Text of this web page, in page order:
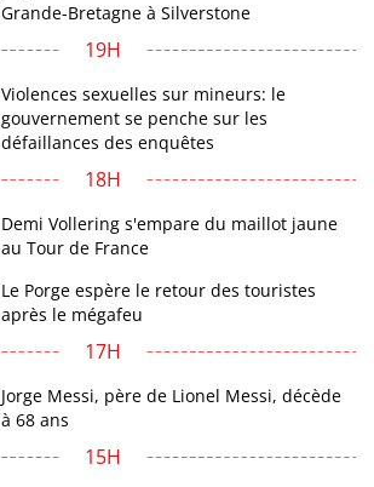
Grande-Bretagne à Silverstone
19H
Violences sexuelles sur mineurs: le
gouvernement se penche sur les
défaillances des enquêtes
18H
Demi Vollering s'empare du maillot jaune
au Tour de France
Le Porge espère le retour des touristes
après le mégafeu
17H
Jorge Messi, père de Lionel Messi, décède
à 68 ans
15H